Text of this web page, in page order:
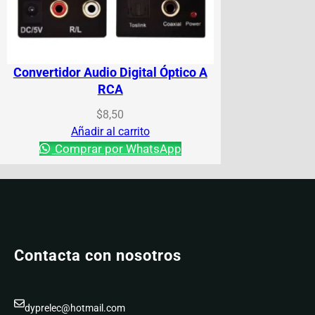
Convertidor Audio Digital Óptico A
RCA
$8,50
Añadir al carrito
Comprar por WhatsApp
Contacta con nosotros
dyprelec@hotmail.com